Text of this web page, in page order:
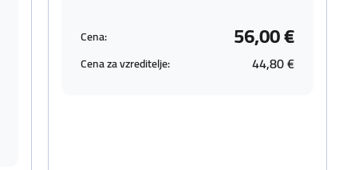
Cena: 56,00 €
Cena za vzreditelje: 44,80 €